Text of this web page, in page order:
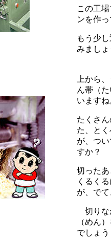
この工
ンを作
もう少
みましょ
上から
ん帯（
いますね
たくさ
た、と
が、つ
すか？
切った
くるく
が、で
切りな
（めん
でしょう